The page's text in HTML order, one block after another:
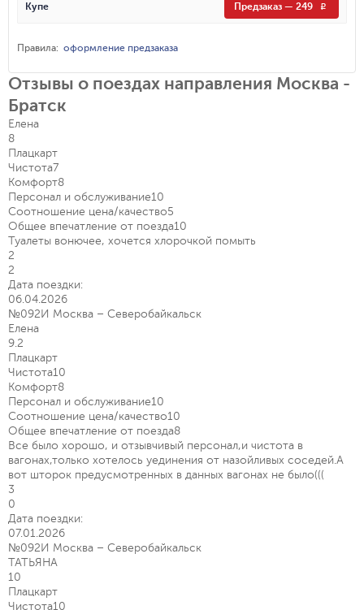
Купе Предзаказ — 249 R
Правила: оформление предзаказа
Отзывы о поездах направления Москва -
Братск
Елена
8
Плацкарт
Чистота7
Комфорт8
Персонал и обслуживание10
Соотношение цена/качество5
Общее впечатление от поезда10
Туалеты вонючее, хочется хлорочкой помыть
2
2
Дата поездки:
06.04.2026
№092И Москва – Северобайкальск
Елена
9.2
Плацкарт
Чистота10
Комфорт8
Персонал и обслуживание10
Соотношение цена/качество10
Общее впечатление от поезда8
Все было хорошо, и отзывчивый персонал,и чистота в
вагонах,только хотелось уединения от назойливых соседей.А
вот шторок предусмотренных в данных вагонах не было(((
3
0
Дата поездки:
07.01.2026
№092И Москва – Северобайкальск
ТАТЬЯНА
10
Плацкарт
Чистота10